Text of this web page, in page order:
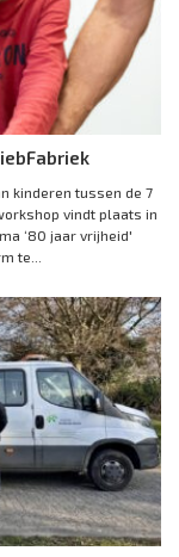
kinderen tussen de 7
vindt plaats in
‘80 jaar vrijheid'
te...